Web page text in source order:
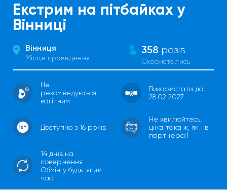
Екстрим на пітбайках у
Вінниці
Вінниця
Місце проведення
358 разів
Скористались
Не
рекомендується
вагітним
Використати до
28.02.2027
Доступно з 16 років
Не хвилюйтесь,
ціна така ж, як і в
партнера:)
14 днів на
повернення.
Обмін у будь-який
час